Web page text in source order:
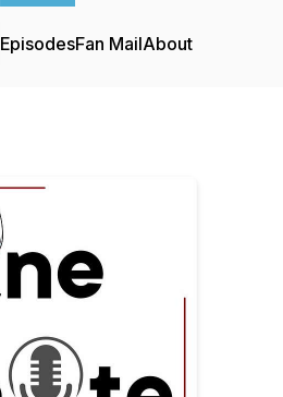
EpisodesFan MailAbout